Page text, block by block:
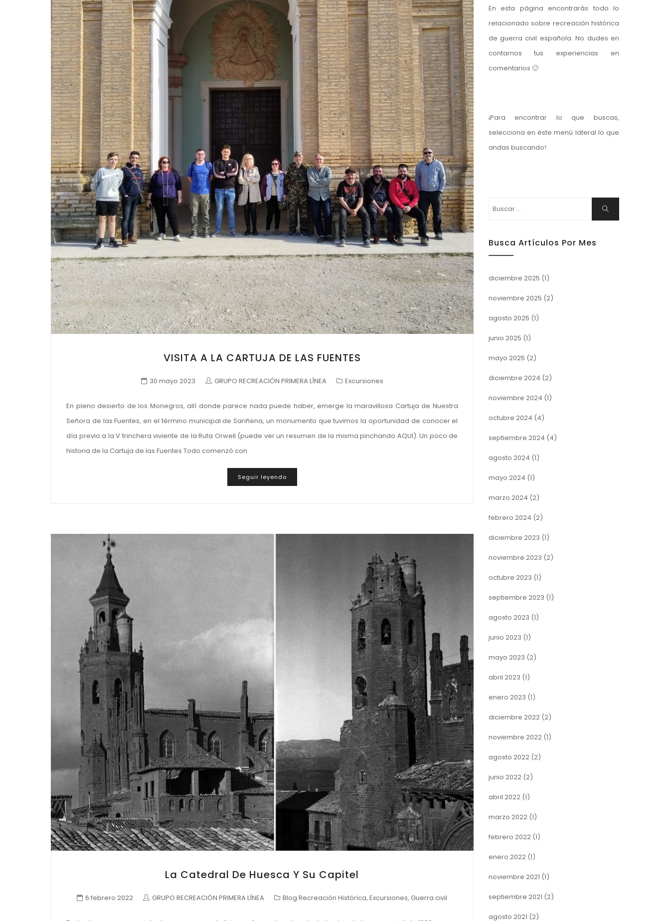
VISITA A LA CARTUJA DE LAS FUENTES
30 mayo 2023 GRUPO RECREACIÓN PRIMERA LÍNEA Excursiones
En pleno desierto de los Monegros, allí donde parece nada puede haber, emerge la maravillosa Cartuja de Nuestra
Señora de las Fuentes, en el término municipal de Sariñena, un monumento que tuvimos la oportunidad de conocer el
día previo a la V trinchera viviente de la Ruta Orwell (puede ver un resumen de la misma pinchando AQUI). Un poco de
historia de la Cartuja de las Fuentes Todo comenzó con
Seguir leyendo
La Catedral De Huesca Y Su Capitel
6 febrero 2022 GRUPO RECREACIÓN PRIMERA LÍNEA Blog Recreación Histórica,Excursiones,Guerra civil
En esta página encontrarás todo lo
relacionado sobre recreación histórica
de guerra civil española. No dudes en
contarnos tus experiencias en
comentarios 🙂
¡Para encontrar lo que buscas,
selecciona en éste menú lateral lo que
andas buscando!
Buscar
Busca Artículos Por Mes
diciembre 2025 (1)
noviembre 2025 (2)
agosto 2025 (1)
junio 2025 (1)
mayo 2025 (2)
diciembre 2024 (2)
noviembre 2024 (1)
octubre 2024 (4)
septiembre 2024 (4)
agosto 2024 (1)
mayo 2024 (1)
marzo 2024 (2)
febrero 2024 (2)
diciembre 2023 (1)
noviembre 2023 (2)
octubre 2023 (1)
septiembre 2023 (1)
agosto 2023 (1)
junio 2023 (1)
mayo 2023 (2)
abril 2023 (1)
enero 2023 (1)
diciembre 2022(2)
noviembre 2022(1)
agosto 2022(2)
junio 2022(2)
abril 2022(1)
marzo 2022(1)
febrero 2022(1)
enero 2022(1)
noviembre 2021 (1)
septiembre 2021 (2)
agosto 2021 (2)